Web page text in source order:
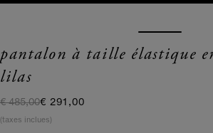
pantalon à taille élastique
lilas
prix normal
€ 485,00prix de vente
€ 291,00
(taxes inclues)